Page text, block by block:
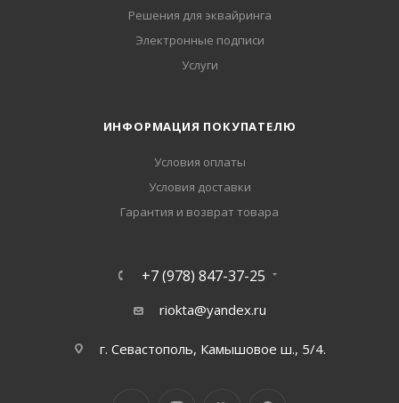
Решения для эквайринга
Электронные подписи
Услуги
ИНФОРМАЦИЯ ПОКУПАТЕЛЮ
Условия оплаты
Условия доставки
Гарантия и возврат товара
+7 (978) 847-37-25
riokta@yandex.ru
г. Севастополь, Камышовое ш., 5/4.